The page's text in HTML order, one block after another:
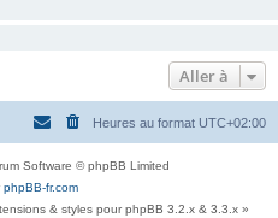
Aller à
Heures au format UTC+02:00
Software © phpBB Limited
phpBB-fr.com
& styles pour phpBB 3.2.x & 3.3.x »